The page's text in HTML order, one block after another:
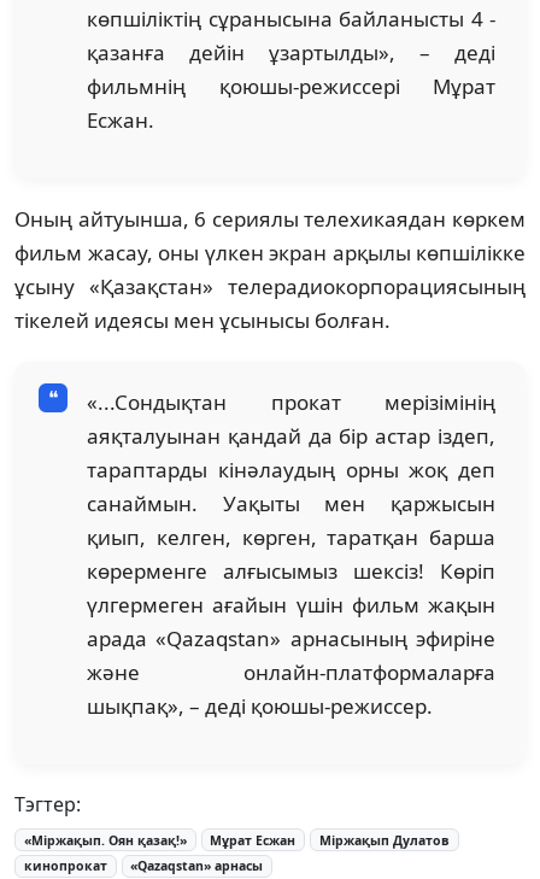
көпшіліктің сұранысына байланысты 4 -
қазанға дейін ұзартылды», – деді
фильмнің қоюшы-режиссері Мұрат
Есжан.
Оның айтуынша, 6 сериялы телехикаядан көркем
фильм жасау, оны үлкен экран арқылы көпшілікке
ұсыну «Қазақстан» телерадиокорпорациясының
тікелей идеясы мен ұсынысы болған.
«...Сондықтан прокат мерізімінің
аяқталуынан қандай да бір астар іздеп,
тараптарды кінәлаудың орны жоқ деп
санаймын. Уақыты мен қаржысын
қиып, келген, көрген, таратқан барша
көрерменге алғысымыз шексіз! Көріп
үлгермеген ағайын үшін фильм жақын
арада «Qazaqstan» арнасының эфиріне
және онлайн-платформаларға
шықпақ», – деді қоюшы-режиссер.
Тэгтер:
«Міржақып. Оян қазақ!» Мұрат Есжан
Міржақып Дулатов
кинопрокат
«Qazaqstan» арнасы